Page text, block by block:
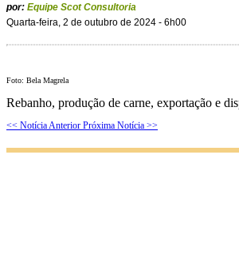
por: Equipe Scot Consultoria
Quarta-feira, 2 de outubro de 2024 - 6h00
Foto: Bela Magrela
Rebanho, produção de carne, exportação e
<< Notícia Anterior Próxima Notícia >>